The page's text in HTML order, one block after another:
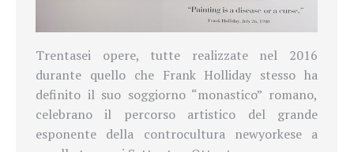
Trentasei opere, tutte realizzate nel 2016
durante quello che Frank Holliday stesso ha
definito il suo soggiorno “monastico” romano,
celebrano il percorso artistico del grande
esponente della controcultura newyorkese a